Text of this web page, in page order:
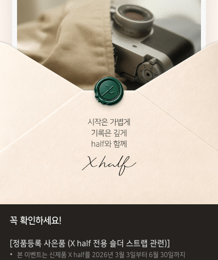
꼭 확인하세요!
[정품등록 사은품 (X half 전용 숄더 스트랩 관련)]
본 이벤트는 신제품 X half를 2026년 3월 3일부터 6월 30일까지